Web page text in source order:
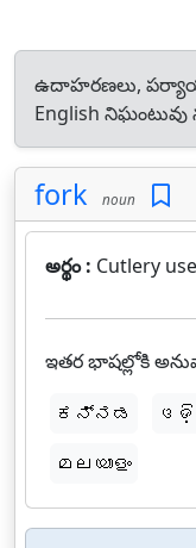
ఉదాహరణలు,
English నిఘంటువు
fork noun
అర్థం : Cutlery
ఇతర భాషల్లోకి
ಕನ್ನಡ
മലയാളം